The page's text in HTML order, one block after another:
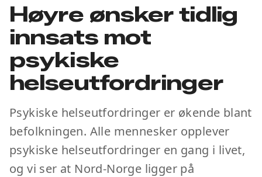
Høyre ønsker tidlig
innsats mot
psykiske
helseutfordringer
Psykiske helseutfordringer er økende blant
befolkningen. Alle mennesker opplever
psykiske helseutfordringer en gang i livet,
og vi ser at Nord-Norge ligger på